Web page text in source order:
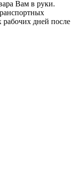
Вам в руки.
рабочих дней после